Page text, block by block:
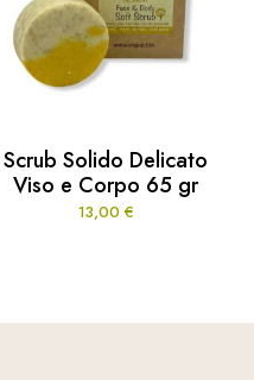
Scrub Solido Delicato
Viso e Corpo 65 gr
13,00 €